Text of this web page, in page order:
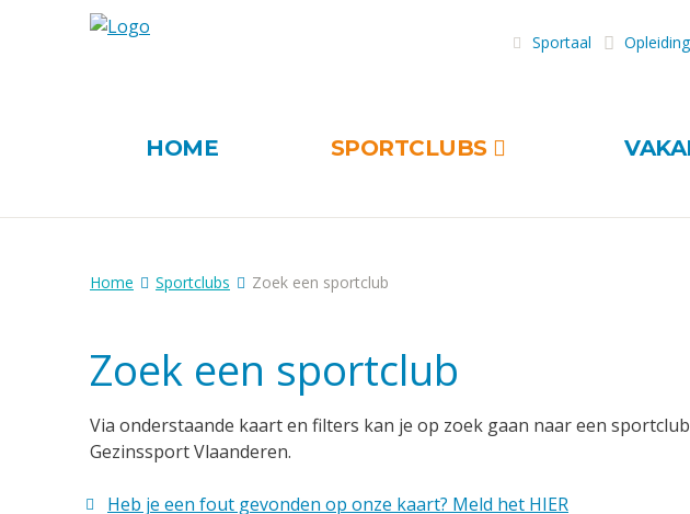
Sportaal
HOME SPORTCLUBS
Home Sportclubs Zoek een sportclub
Zoek een sportclub
Via onderstaande kaart en filters kan je op zoek gaan naar een
Gezinssport Vlaanderen.
Heb je een fout gevonden op onze kaart? Meld het HIER